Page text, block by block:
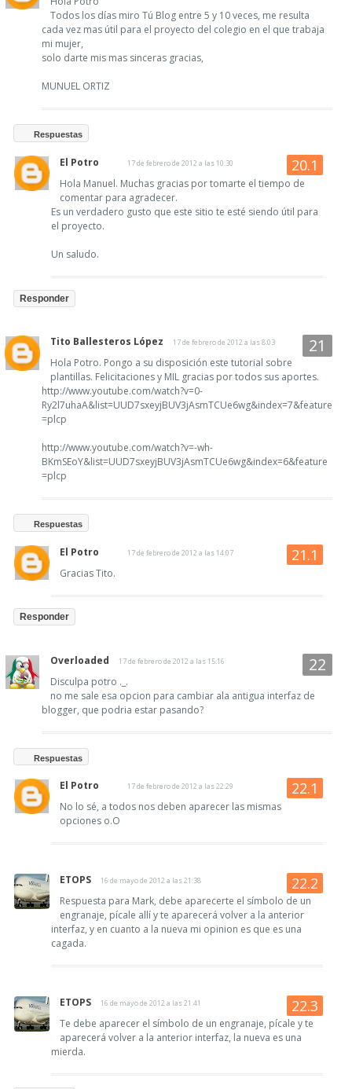
Todos los días miro Tú Blog entre 5 y 10 veces, me resulta
cada vez mas útil para el proyecto del colegio en el que trabaja
mi mujer,
solo darte mis mas sinceras gracias,
MUNUEL ORTIZ
Respuestas
El Potro 17 de febrero de 2012 a las 10:30
Hola Manuel. Muchas gracias por tomarte el tiempo de
comentar para agradecer.
Es un verdadero gusto que este sitio te esté siendo útil para
el proyecto.
Un saludo.
Responder
Tito Ballesteros López 17 de febrero de 2012 a las 8:03
Hola Potro. Pongo a su disposición este tutorial sobre
plantillas. Felicitaciones y MIL gracias por todos sus aportes.
http://www.youtube.com/watch?v=0-
Ry2l7uhaA&list=UUD7sxeyjBUV3jAsmTCUe6wg&index=7&feature
=plcp
http://www.youtube.com/watch?v=-wh-
BKmSEoY&list=UUD7sxeyjBUV3jAsmTCUe6wg&index=6&feature
=plcp
Respuestas
El Potro 17 de febrero de 2012 a las 14:07
Gracias Tito.
Responder
Overloaded 17 de febrero de 2012 a las 15:16
Disculpa potro ._.
no me sale esa opcion para cambiar ala antigua interfaz de
blogger, que podria estar pasando?
Respuestas
El Potro 17 de febrero de 2012 a las 22:29
No lo sé, a todos nos deben aparecer las mismas
opciones o.O
ETOPS 16 de mayo de 2012 a las 21:38
Respuesta para Mark, debe aparecerte el símbolo de un
engranaje, pícale allí y te aparecerá volver a la anterior
interfaz, y en cuanto a la nueva mi opinion es que es una
cagada.
ETOPS 16 de mayo de 2012 a las 21:41
Te debe aparecer el símbolo de un engranaje, pícale y te
aparecerá volver a la anterior interfaz, la nueva es una
mierda.